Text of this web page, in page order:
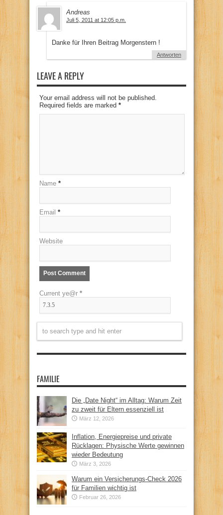
Andreas
Juli 5, 2011 at 12:05 p.m.
Danke für Ihren Beitrag Morgenstern !
Antworten
LEAVE A REPLY
Your email address will not be published.
Required fields are marked *
Name *
Email *
Website
Current ye@r *
FAMILIE
Die „Date Night“ im Alltag: Warum Zeit
zu zweit für Eltern essenziell ist
März 12, 2026
Inflation, Energiepreise und private
Rücklagen: Physische Werte gewinnen
wieder Bedeutung
März 3, 2026
Warum ein Versicherungs-Check 2026
für Familien wichtig ist
Februar 26, 2026